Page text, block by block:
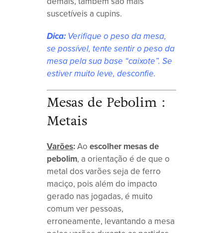
suscetíveis a cupins.
Dica: Verifique o peso da mesa,
se possível, tente sentir o peso da
mesa pela sua base “caixote”. Se
estiver muito leve, desconfie.
Mesas de Pebolim :
Metais
Varões:Ao escolher mesas de
pebolim, a orientação é de que o
metal dos varões seja de ferro
maciço, pois além do impacto
gerado nas jogadas, é muito
comum ver pessoas,
erroneamente, levantando a mesa